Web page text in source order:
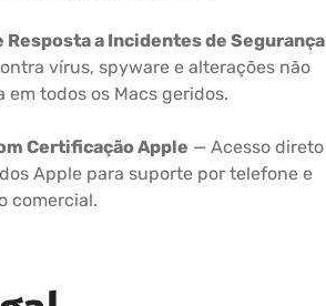
Resposta a Incidentes de Segurança
vírus, spyware e alterações não
em todos os Macs geridos.
Certificação Apple — Acesso direto
Apple para suporte por telefone e
comercial.